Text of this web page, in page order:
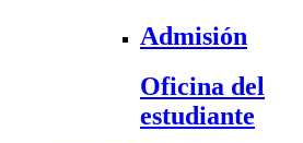
Admisión
Oficina del
estudiante